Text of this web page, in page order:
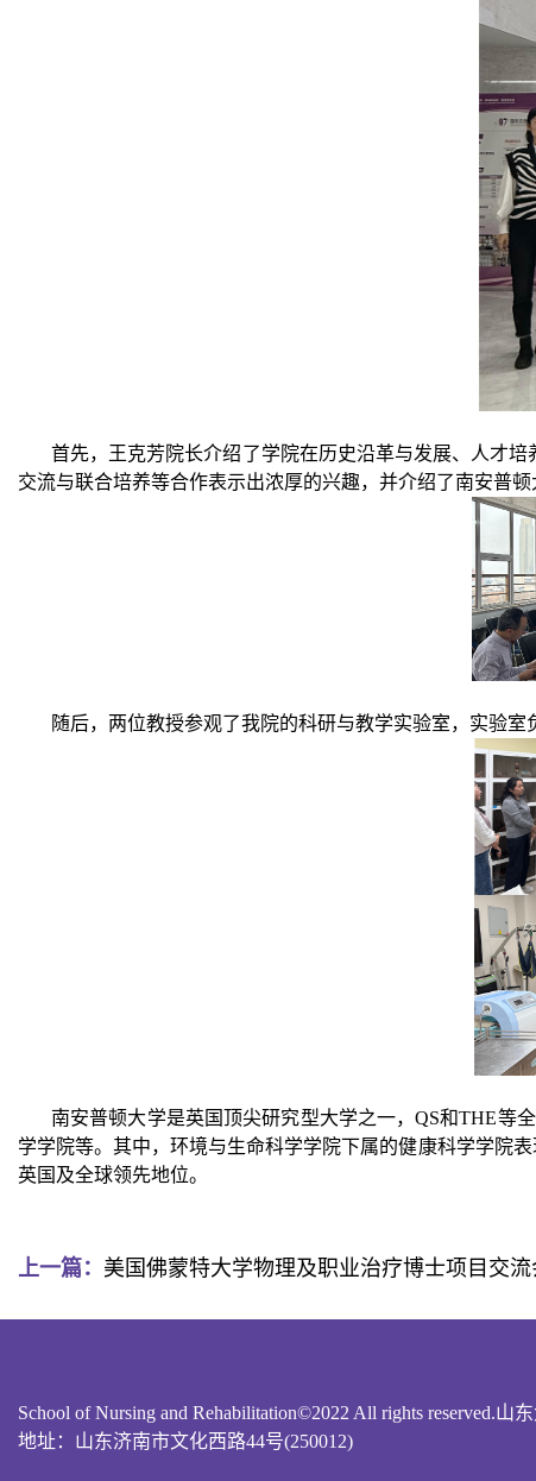
首先，王克芳院长介绍了学院在历史沿革与发展、人才
交流与联合培养等合作表示出浓厚的兴趣，并介绍了南安普
随后，两位教授参观了我院的科研与教学实验室，实验室
南安普顿大学是英国顶尖研究型大学之一，QS和THE等
学学院等。其中，环境与生命科学学院下属的健康科学学院
英国及全球领先地位。
上一篇： 美国佛蒙特大学物理及职业治疗博士项目交流
School of Nursing and Rehabilitation©2022 All rights
地址：山东济南市文化西路44号(250012)